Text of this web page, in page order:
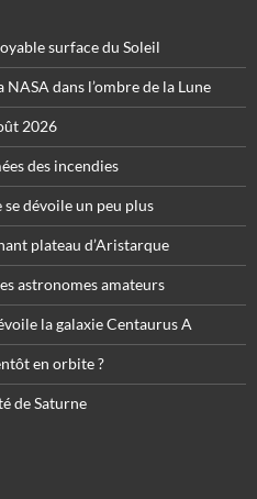
surface du Soleil
dans l’ombre de la Lune
2026
des incendies
se dévoile un peu plus
plateau d’Aristarque
astronomes amateurs
la galaxie Centaurus A
en orbite ?
de Saturne